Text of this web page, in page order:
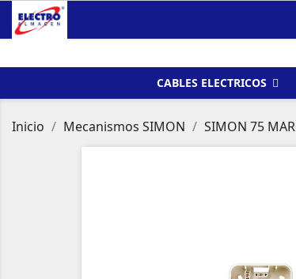
CABLES ELECTRICOS
Inicio Mecanismos SIMON SIMON 75